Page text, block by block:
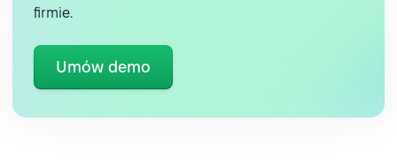
firmie.
Umów demo